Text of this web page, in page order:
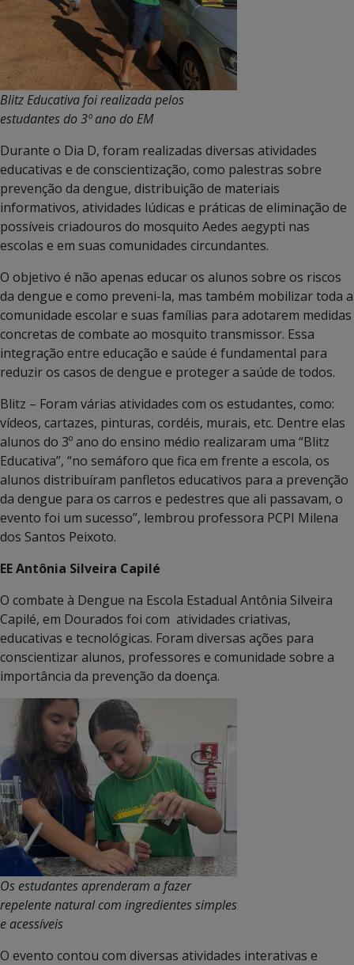
Blitz Educativa foi realizada pelos
estudantes do 3º ano do EM
Durante o Dia D, foram realizadas diversas atividades
educativas e de conscientização, como palestras sobre
prevenção da dengue, distribuição de materiais
informativos, atividades lúdicas e práticas de eliminação de
possíveis criadouros do mosquito Aedes aegypti nas
escolas e em suas comunidades circundantes.
O objetivo é não apenas educar os alunos sobre os riscos
da dengue e como preveni-la, mas também mobilizar toda a
comunidade escolar e suas famílias para adotarem medidas
concretas de combate ao mosquito transmissor. Essa
integração entre educação e saúde é fundamental para
reduzir os casos de dengue e proteger a saúde de todos.
Blitz – Foram várias atividades com os estudantes, como:
vídeos, cartazes, pinturas, cordéis, murais, etc. Dentre elas
alunos do 3º ano do ensino médio realizaram uma “Blitz
Educativa”, “no semáforo que fica em frente a escola, os
alunos distribuíram panfletos educativos para a prevenção
da dengue para os carros e pedestres que ali passavam, o
evento foi um sucesso”, lembrou professora PCPI Milena
dos Santos Peixoto.
EE Antônia Silveira Capilé
O combate à Dengue na Escola Estadual Antônia Silveira
Capilé, em Dourados foi com atividades criativas,
educativas e tecnológicas. Foram diversas ações para
conscientizar alunos, professores e comunidade sobre a
importância da prevenção da doença.
Os estudantes aprenderam a fazer
repelente natural com ingredientes simples
e acessíveis
O evento contou com diversas atividades interativas e